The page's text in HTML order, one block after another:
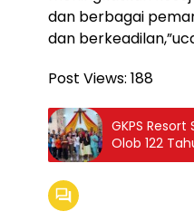
dan berbagai
dan
Post Views: 188
GKPS
Olob 122